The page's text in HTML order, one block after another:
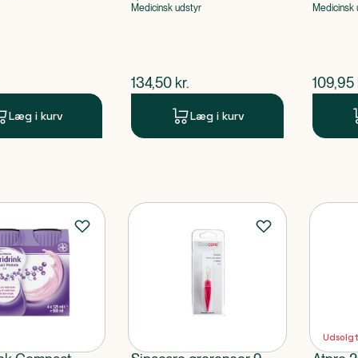
pris
Læg i kurv
Medicinsk udstyr
$nuværende pris
134,50 kr.
Læg i kurv
Medicinsk
$
109,95
Udsolgt